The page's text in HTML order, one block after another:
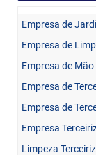
Empresa de
Empresa de
Empresa de
Empresa de
Empresa de
Empresa
Limpeza